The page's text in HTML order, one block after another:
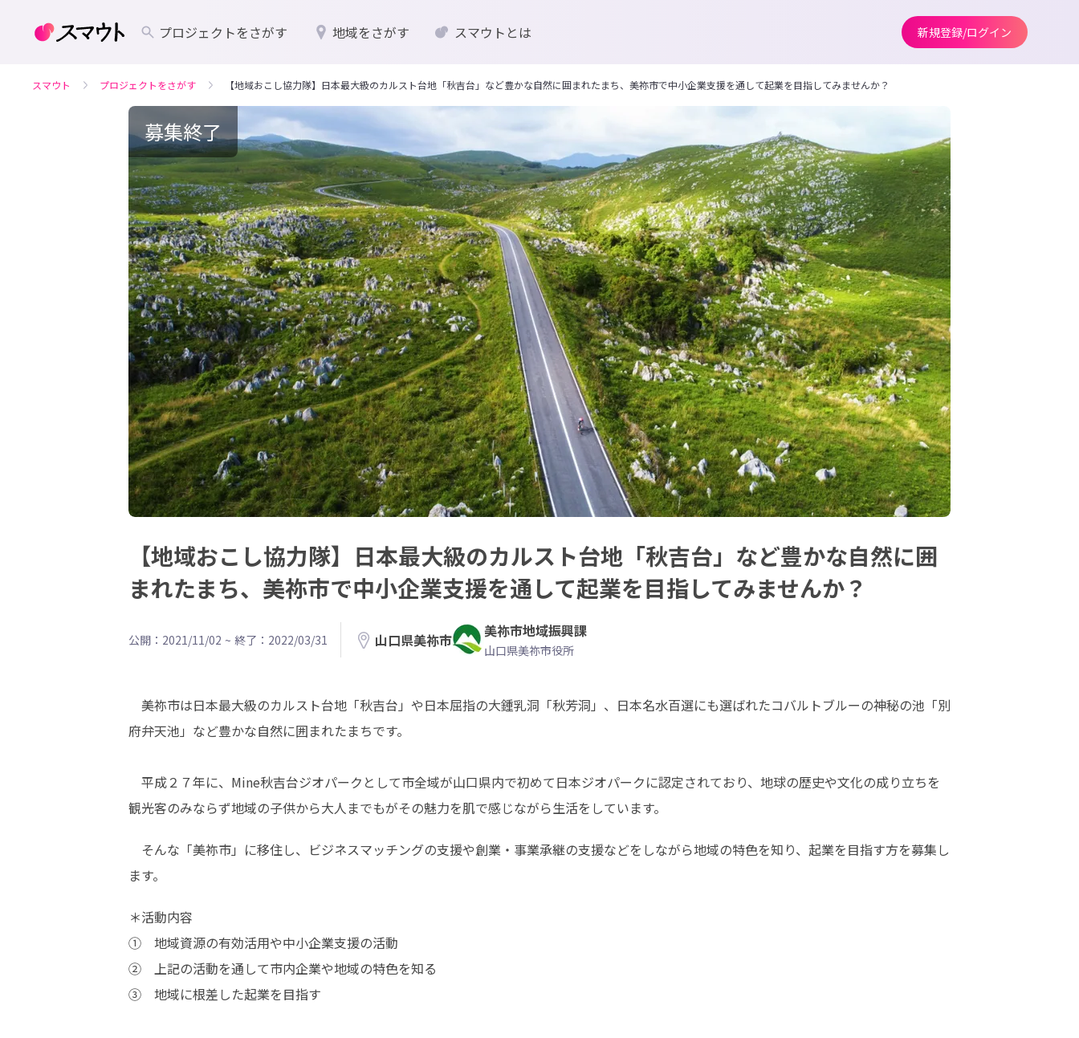
プロジェクトをさがす 地域をさがす スマウトとは 新規登録/ログイン
スマウト プロジェクトをさがす 【地域おこし協力隊】日本最大級のカルスト台地「秋吉台」など豊かな自然に囲まれたまち、美祢市で中小企業支援を通して起業を目指してみませんか？
募集終了
【地域おこし協力隊】日本最大級のカルスト台地「秋吉台」など豊かな自然に囲
まれたまち、美祢市で中小企業支援を通して起業を目指してみませんか？
公開：2021/11/02 ~ 終了：2022/03/31 山口県美祢市 美祢市地域振興課
山口県美祢市役所
美祢市は日本最大級のカルスト台地「秋吉台」や日本屈指の大鍾乳洞「秋芳洞」、日本名水百選にも選ばれたコバルトブルーの神秘の池「別
府弁天池」など豊かな自然に囲まれたまちです。
平成２７年に、Mine秋吉台ジオパークとして市全域が山口県内で初めて日本ジオパークに認定されており、地球の歴史や文化の成り立ちを
観光客のみならず地域の子供から大人までもがその魅力を肌で感じながら生活をしています。
そんな「美祢市」に移住し、ビジネスマッチングの支援や創業・事業承継の支援などをしながら地域の特色を知り、起業を目指す方を募集し
ます。
＊活動内容
①　地域資源の有効活用や中小企業支援の活動
②　上記の活動を通して市内企業や地域の特色を知る
③　地域に根差した起業を目指す